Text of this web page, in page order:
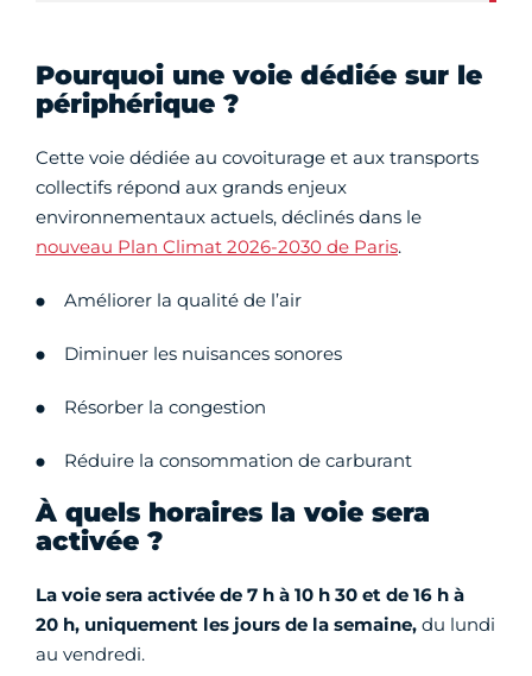
Pourquoi une voie dédiée sur le
périphérique ?
Cette voie dédiée au covoiturage et aux transports
collectifs répond aux grands enjeux
environnementaux actuels, déclinés dans le
nouveau Plan Climat 2026-2030 de Paris.
Améliorer la qualité de l’air
Diminuer les nuisances sonores
Résorber la congestion
Réduire la consommation de carburant
À quels horaires la voie sera
activée ?
La voie sera activée de 7 h à 10 h 30 et de 16 h à
20 h, uniquement les jours de la semaine, du lundi
au vendredi.